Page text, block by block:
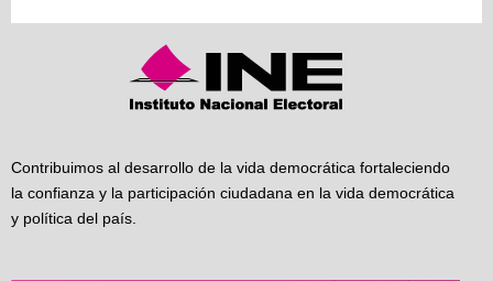
Contribuimos al desarrollo de la vida democrática fortaleciendo
la confianza y la participación ciudadana en la vida democrática
y política del país.